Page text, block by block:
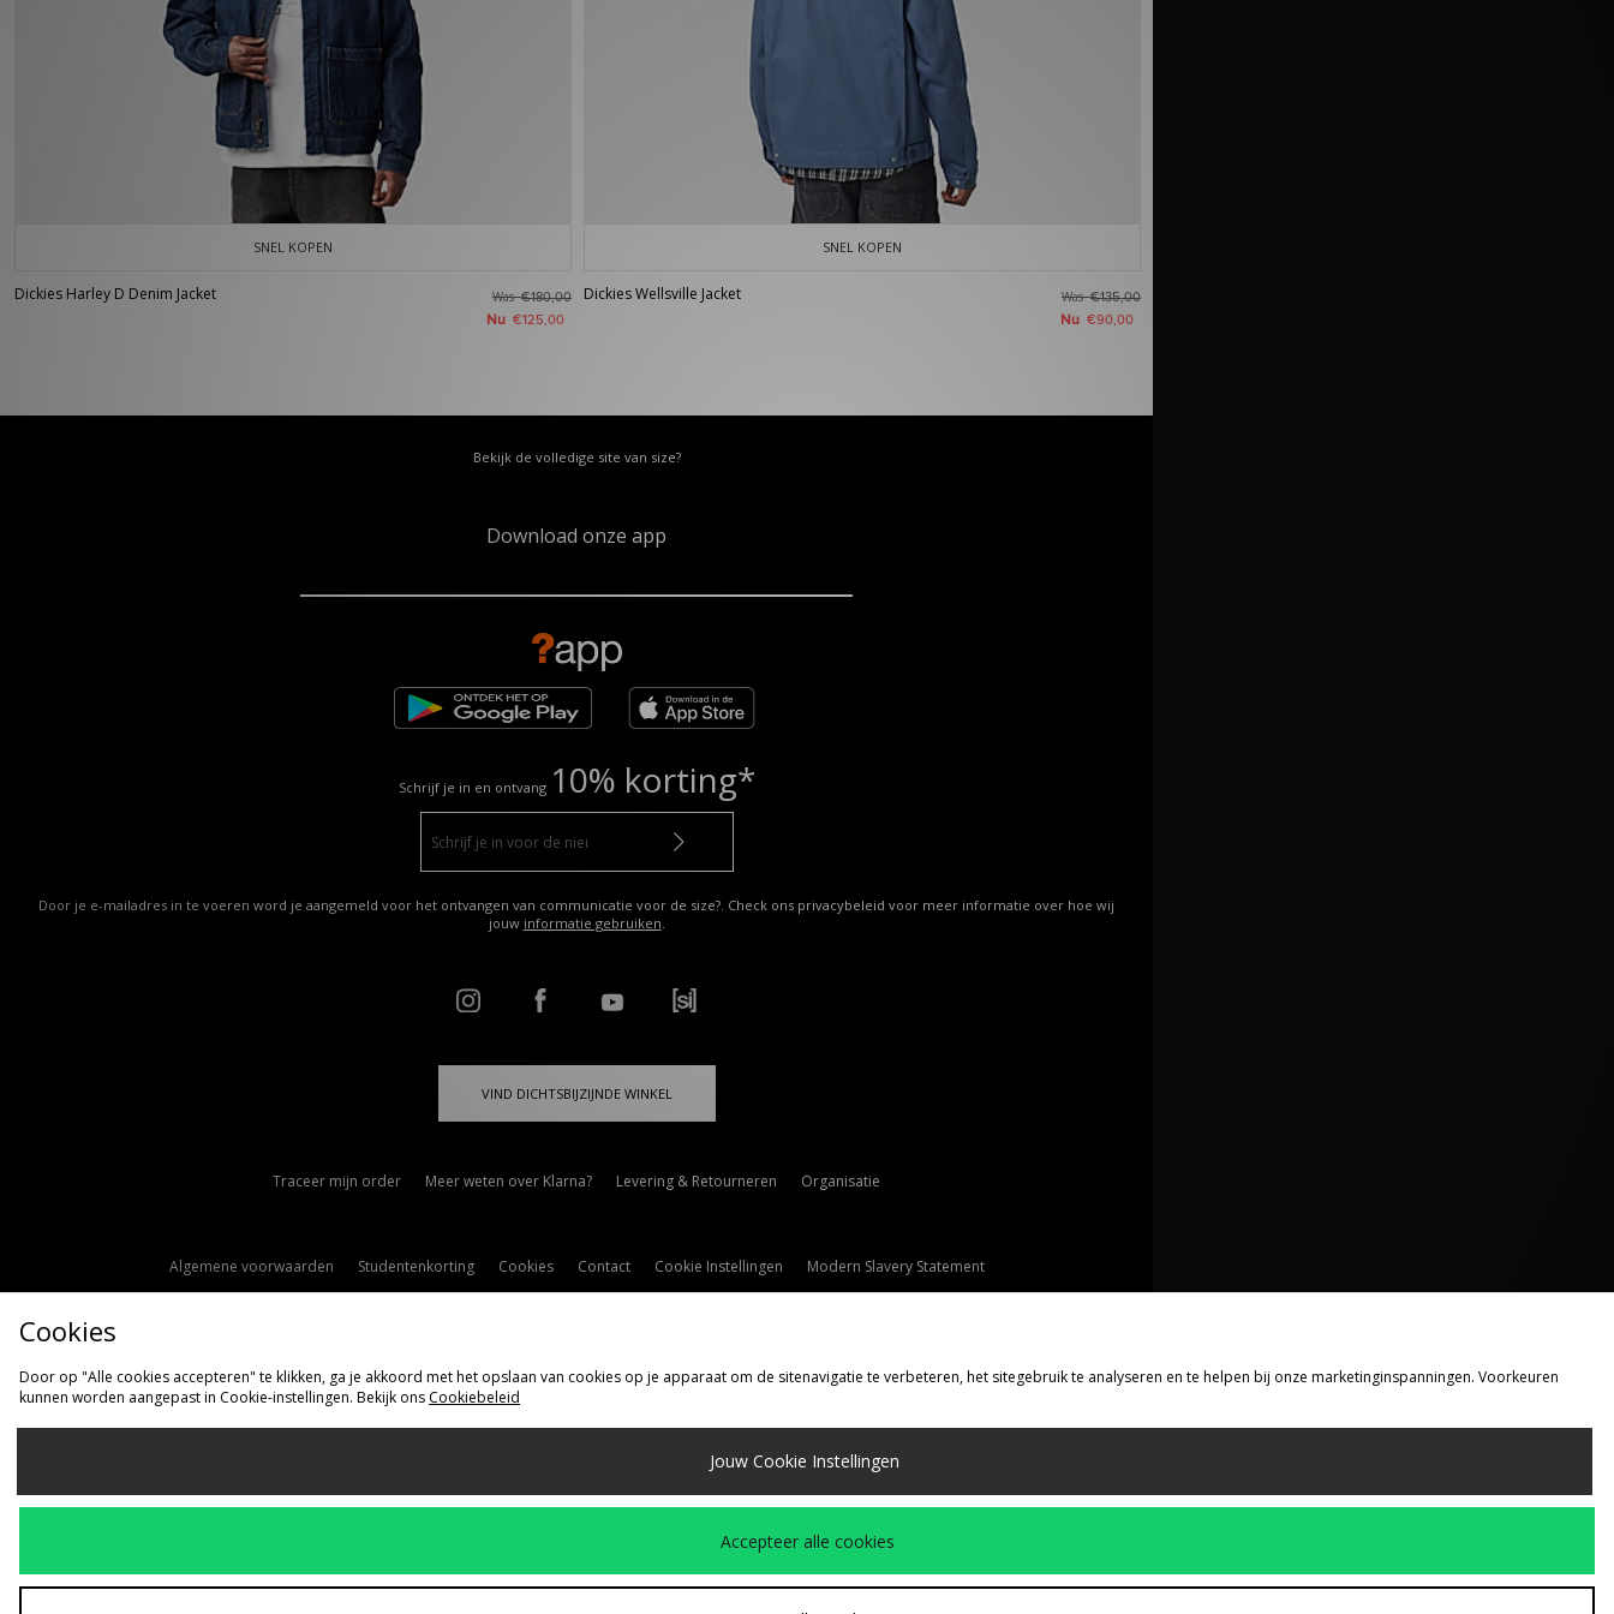
SNEL KOPEN
Dickies Harley D Denim Jacket Was€180,00
Nu €125,00
SNEL KOPEN
Dickies Wellsville Jacket Was€135,00
Nu €90,00
Bekijk de volledige site van size?
Download onze app
Schrijf je in en ontvang 10% korting*
Door je e-mailadres in te voeren word je aangemeld voor het ontvangen van communicatie voor de size?. Check ons privacybeleid voor meer informatie over hoe wij
jouw informatie gebruiken.
VIND DICHTSBIJZIJNDE WINKEL
Traceer mijn order Meer weten over Klarna? Levering & Retourneren Organisatie
Algemene voorwaarden Studentenkorting Cookies Contact Cookie Instellingen Modern Slavery Statement
Verzenden Naar
Cookies
Door op "Alle cookies accepteren" te klikken, ga je akkoord met het opslaan van cookies op je apparaat om de sitenavigatie te verbeteren, het sitegebruik te analyseren en te helpen bij onze marketinginspanningen. Voorkeuren
kunnen worden aangepast in Cookie-instellingen. Bekijk ons Cookiebeleid
Jouw Cookie Instellingen
Accepteer alle cookies